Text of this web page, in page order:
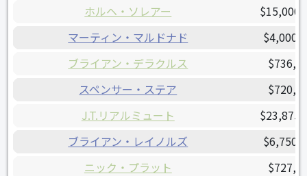
ホルヘ・ソレアー
マーティン・マルドナド
ブライアン・デラクルス
スペンサー・ステア
J.T.リアルミュート
ブライアン・レイノルズ
ニック・プラット